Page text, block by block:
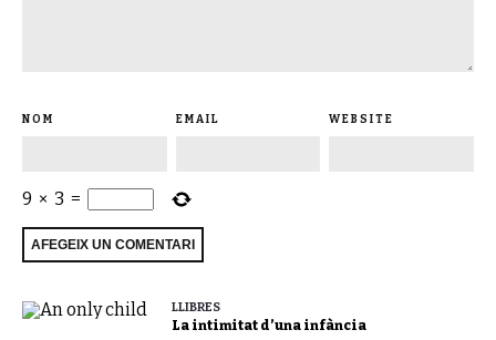
NOM EMAIL WEBSITE
9 × 3 =
LLIBRES
La intimitat d’una infància